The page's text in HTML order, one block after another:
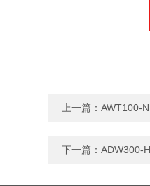
上一篇： AWT100-
下一篇： ADW300-